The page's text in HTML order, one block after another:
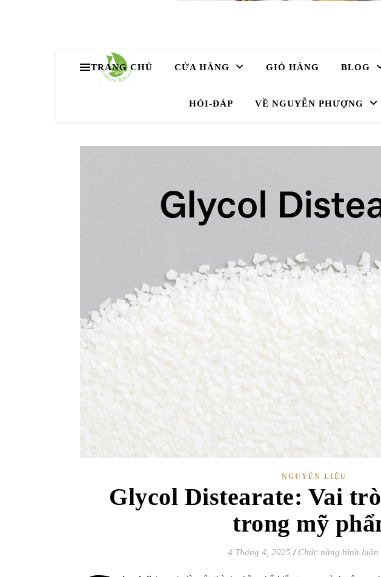
TRANG CHỦ CỬA HÀNG GIỎ HÀNG BLOG
HỎI-ĐÁP VỀ NGUYỄN PHƯỢNG
NGUYÊN LIỆU
Glycol Distearate: Vai
trong mỹ
4 Tháng 4, 2025 / Chức năng bình luận